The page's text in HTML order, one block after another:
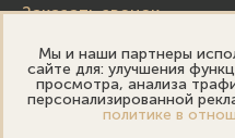
Заказать звонок
sale@emporiumgold.com
Мы и наши партнеры
сайте для: улучшения
просмотра, анализа
персонализированной
политике в